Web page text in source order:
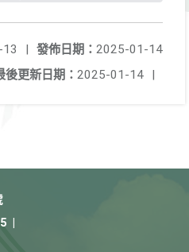
發佈日期： 2025-01-14
|
後更新日期： 2025-01-14 |